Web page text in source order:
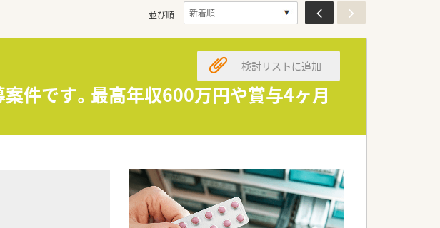
並び順
案件です。最高年収600万円や賞与4ヶ月
検討リストに追加